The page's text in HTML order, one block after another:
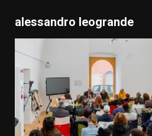
alessandro leogrande